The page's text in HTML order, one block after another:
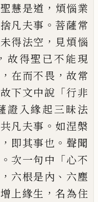
聖慧是道 ， 煩惱業
捨凡夫事 。 菩薩常
得法空 ， 見煩惱
， 故得聖已不能現
， 在而不畏 ，故常
故下文中說 「行非
證入緣起三昧法
凡夫事 。 如涅槃
即其事也 。 聲聞
。 次一句中 「心不
， 六根是內 、 六塵
上緣生 ，名為住